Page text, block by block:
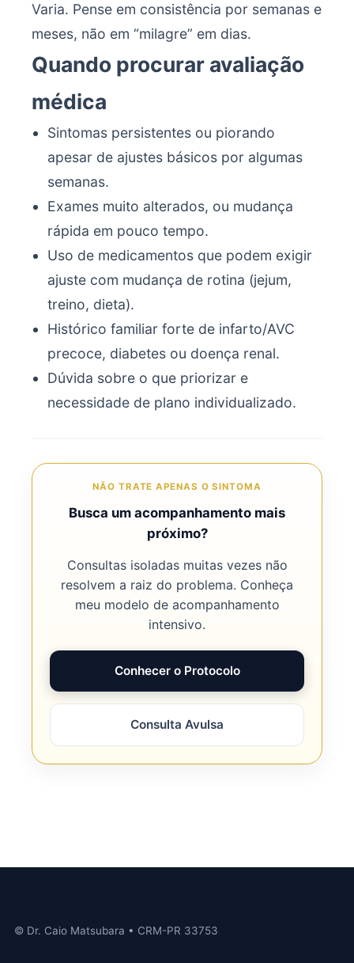
Varia. Pense em consistência por semanas e
meses, não em “milagre” em dias.
Quando procurar avaliação
médica
Sintomas persistentes ou piorando
apesar de ajustes básicos por algumas
semanas.
Exames muito alterados, ou mudança
rápida em pouco tempo.
Uso de medicamentos que podem exigir
ajuste com mudança de rotina (jejum,
treino, dieta).
Histórico familiar forte de infarto/AVC
precoce, diabetes ou doença renal.
Dúvida sobre o que priorizar e
necessidade de plano individualizado.
NÃO TRATE APENAS O SINTOMA
Busca um acompanhamento mais
próximo?
Consultas isoladas muitas vezes não
resolvem a raiz do problema. Conheça
meu modelo de acompanhamento
intensivo.
Conhecer o Protocolo
Consulta Avulsa
© Dr. Caio Matsubara • CRM-PR 33753